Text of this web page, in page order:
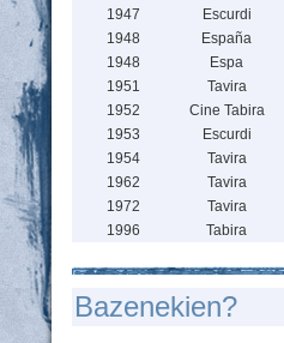
1947
Escurdi
1948
España
1948
Espa
1951
Tavira
1952
Cine Tabira
1953
Escurdi
1954
Tavira
1962
Tavira
1972
Tavira
1996
Tabira
Bazenekien?